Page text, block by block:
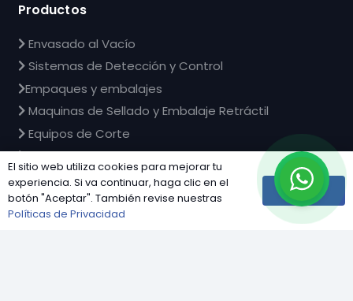
Productos
Envasado al Vacío
Sistemas de Detección y Control
Empaques y embalajes
Maquinas de Sellado y Embalaje Retráctil
Equipos de Corte
Ver mas
Industrias
El sitio web utiliza cookies para mejorar tu
experiencia. Si va continuar, haga clic en el
botón "Aceptar". También revise nuestras
Políticas de Privacidad
Aceptar